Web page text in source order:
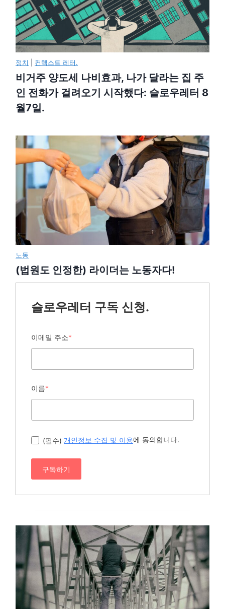
정치 컨텍스트 레터.
비거주 양도세 나비효과, 나가 달라는 집 주
인 전화가 걸려오기 시작했다: 슬로우레터 8
월7일.
노동
(법원도 인정한) 라이더는 노동자다!
슬로우레터 구독 신청.
이메일 주소*
이름*
(필수) 개인정보 수집 및 이용에 동의합니다.
구독하기